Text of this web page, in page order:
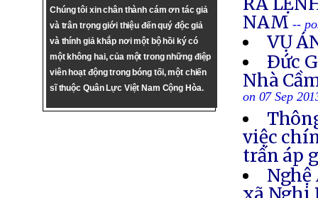
Chúng tôi xin chân thành cám ơn tác giả
và trân trọng giới thiệu đến quý độc giả
và thính giả khắp nơi một bộ hồi ký có
một không hai, của một trong những điệp
viên hoạt động trong bóng tối, một chiến
sĩ thuộc Quân Lực Việt Nam Cộng Hòa.
NAM--
VỤ
Ðức
Nhà
on 07 Sep
việc
trấn áp
Nghệ